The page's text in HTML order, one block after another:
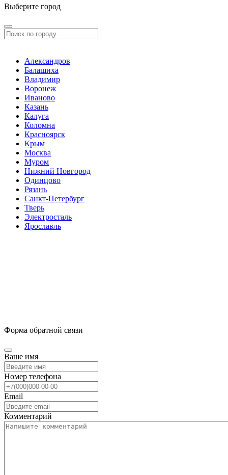
Выберите город
Александров
Балашиха
Владимир
Воронеж
Иваново
Казань
Калуга
Коломна
Красноярск
Крым
Москва
Муром
Нижний Новгород
Одинцово
Рязань
Санкт-Петербург
Тверь
Электросталь
Ярославль
Форма обратной связи
Ваше имя
Номер телефона
Email
Комментарий